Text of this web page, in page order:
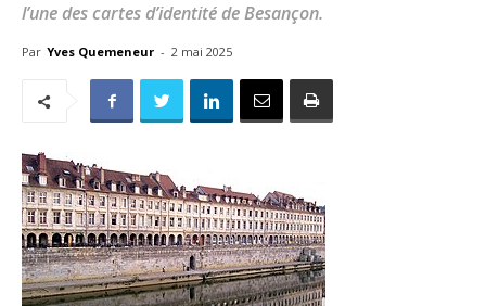
l’une des cartes d’identité de Besançon.
Par Yves Quemeneur - 2 mai 2025